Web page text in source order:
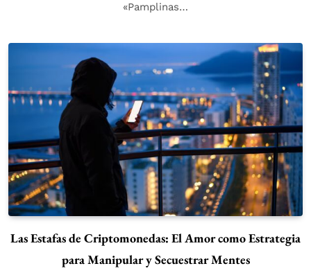
«Pamplinas…
Las Estafas de Criptomonedas: El Amor como Estrategia
para Manipular y Secuestrar Mentes